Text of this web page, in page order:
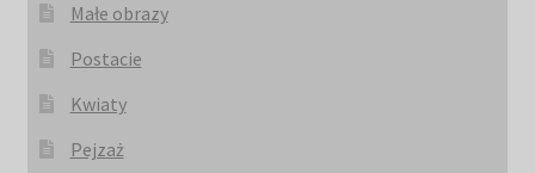
Małe obrazy
Postacie
Kwiaty
Pejzaż